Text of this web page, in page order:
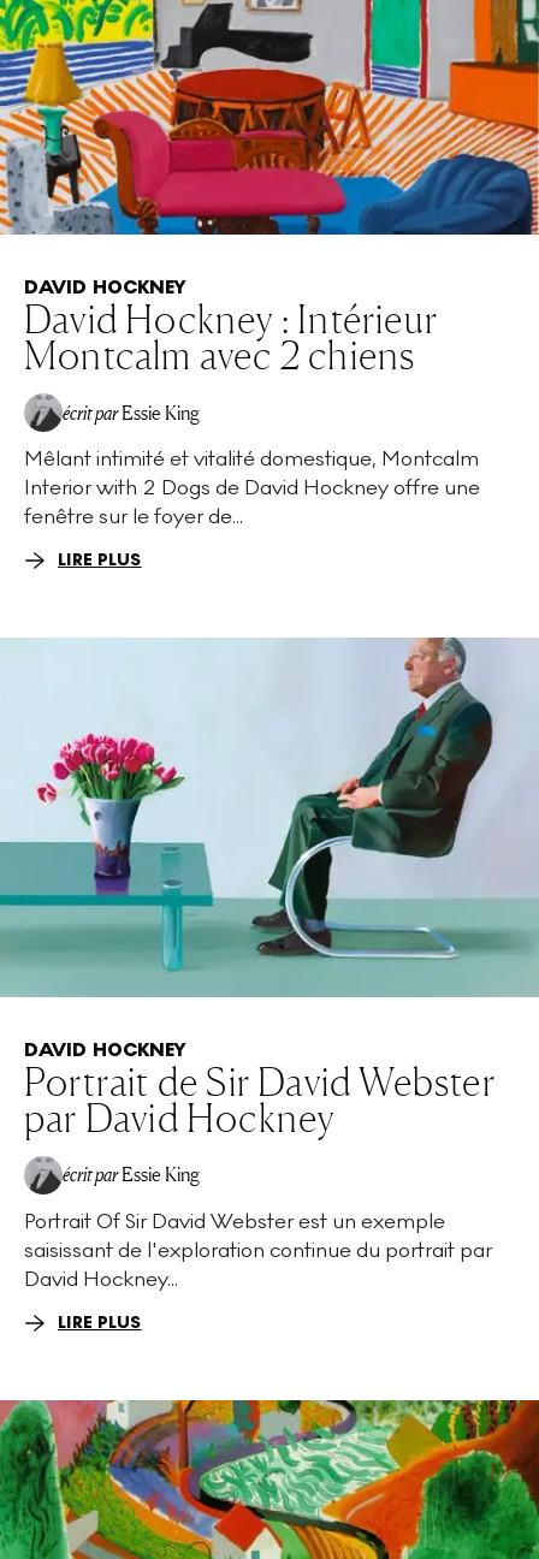
DAVID HOCKNEY
David Hockney : Intérieur
Montcalm avec 2 chiens
écrit par Essie King
Mêlant intimité et vitalité domestique, Montcalm
Interior with 2 Dogs de David Hockney offre une
fenêtre sur le foyer de...
LIRE PLUS
DAVID HOCKNEY
Portrait de Sir David Webster
par David Hockney
écrit par Essie King
Portrait Of Sir David Webster est un exemple
saisissant de l'exploration continue du portrait par
David Hockney...
LIRE PLUS